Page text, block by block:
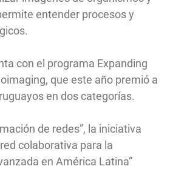
entender procesos y
con el programa Expanding
que este año premió a
en dos categorías.
de redes”, la iniciativa
colaborativa para la
en América Latina”